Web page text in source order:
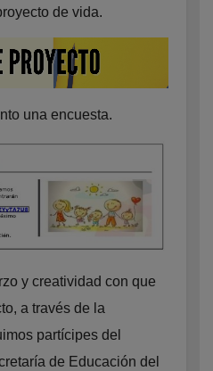
de vida.
una encuesta.
y creatividad con que
a través de la
partícipes del
de Educación del